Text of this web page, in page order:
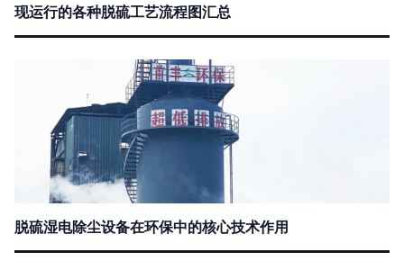
现运行的各种脱硫工艺流程图汇总
脱硫湿电除尘设备在环保中的核心技术作用